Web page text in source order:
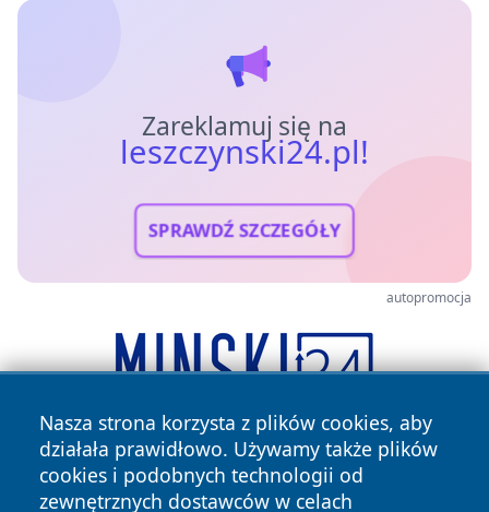
Zareklamuj się na
leszczynski24.pl!
SPRAWDŹ SZCZEGÓŁY
autopromocja
Nasza strona korzysta z plików cookies, aby
działała prawidłowo. Używamy także plików
cookies i podobnych technologii od
zewnętrznych dostawców w celach